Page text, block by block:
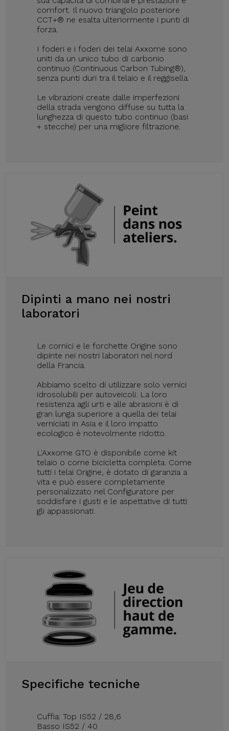
comfort. Il nuovo triangolo posteriore
CCT+® ne esalta ulteriormente i punti di
forza.
I foderi e i foderi dei telai Axxome sono
uniti da un unico tubo di carbonio
continuo (Continuous Carbon Tubing®),
senza punti duri tra il telaio e il reggisella.
Le vibrazioni create dalle imperfezioni
della strada vengono diffuse su tutta la
lunghezza di questo tubo continuo (basi
+ stecche) per una migliore filtrazione.
Dipinti a mano nei nostri
laboratori
Le cornici e le forchette Origine sono
dipinte nei nostri laboratori nel nord
della Francia.
Abbiamo scelto di utilizzare solo vernici
idrosolubili per autoveicoli. La loro
resistenza agli urti e alle abrasioni è di
gran lunga superiore a quella dei telai
verniciati in Asia e il loro impatto
ecologico è notevolmente ridotto.
L'Axxome GTO è disponibile come kit
telaio o come bicicletta completa. Come
tutti i telai Origine, è dotato di garanzia a
vita e può essere completamente
personalizzato nel Configuratore per
soddisfare i gusti e le aspettative di tutti
gli appassionati.
Specifiche tecniche
Cuffia: Top IS52 / 28,6
Basso IS52 / 40